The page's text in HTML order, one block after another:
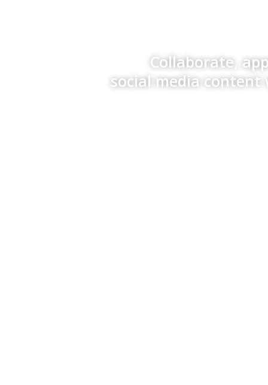
Collaborate,
social media